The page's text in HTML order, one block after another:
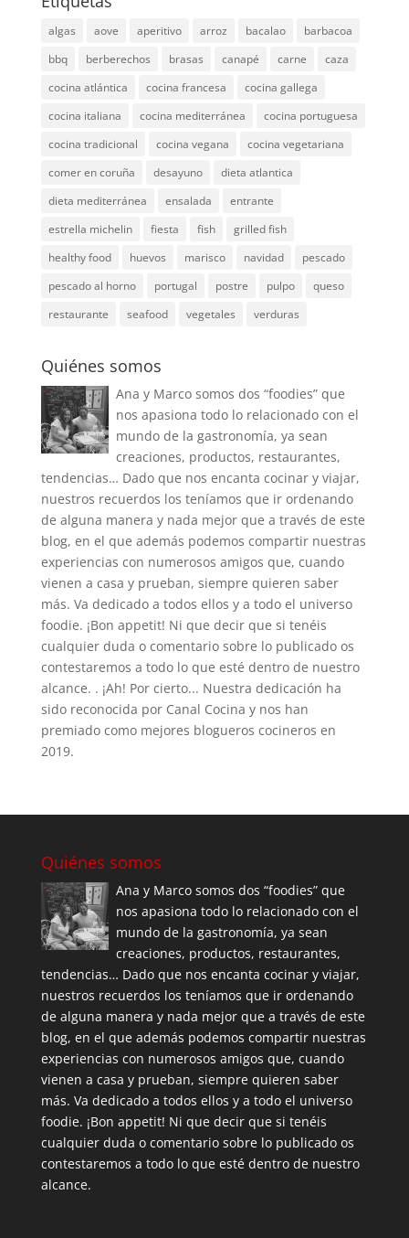
algas aove aperitivo arroz bacalao
barbacoa
bbq
berberechos brasas canapé carne
caza
cocina atlántica
cocina francesa
cocina gallega
cocina italiana
cocina mediterránea
cocina portuguesa
cocina tradicional
cocina vegana
cocina vegetariana
comer en coruña
desayuno
dieta atlantica
dieta mediterránea
ensalada
entrante
estrella michelin
fiesta fish
grilled fish
healthy food
huevos marisco navidad
pescado
pescado al horno
portugal postre pulpo
queso
restaurante
seafood vegetales verduras
Quiénes somos
Ana y Marco somos dos “foodies” que
nos apasiona todo lo relacionado con el
mundo de la gastronomía, ya sean
creaciones, productos, restaurantes,
tendencias… Dado que nos encanta cocinar y viajar,
nuestros recuerdos los teníamos que ir ordenando
de alguna manera y nada mejor que a través de este
blog, en el que además podemos compartir nuestras
experiencias con numerosos amigos que, cuando
vienen a casa y prueban, siempre quieren saber
más. Va dedicado a todos ellos y a todo el universo
foodie. ¡Bon appetit! Ni que decir que si tenéis
cualquier duda o comentario sobre lo publicado os
contestaremos a todo lo que esté dentro de nuestro
alcance. . ¡Ah! Por cierto... Nuestra dedicación ha
sido reconocida por Canal Cocina y nos han
premiado como mejores blogueros cocineros en
2019.
Quiénes somos
Ana y Marco somos dos “foodies” que
nos apasiona todo lo relacionado con el
mundo de la gastronomía, ya sean
creaciones, productos, restaurantes,
tendencias… Dado que nos encanta cocinar y viajar,
nuestros recuerdos los teníamos que ir ordenando
de alguna manera y nada mejor que a través de este
blog, en el que además podemos compartir nuestras
experiencias con numerosos amigos que, cuando
vienen a casa y prueban, siempre quieren saber
más. Va dedicado a todos ellos y a todo el universo
foodie. ¡Bon appetit! Ni que decir que si tenéis
cualquier duda o comentario sobre lo publicado os
contestaremos a todo lo que esté dentro de nuestro
alcance.